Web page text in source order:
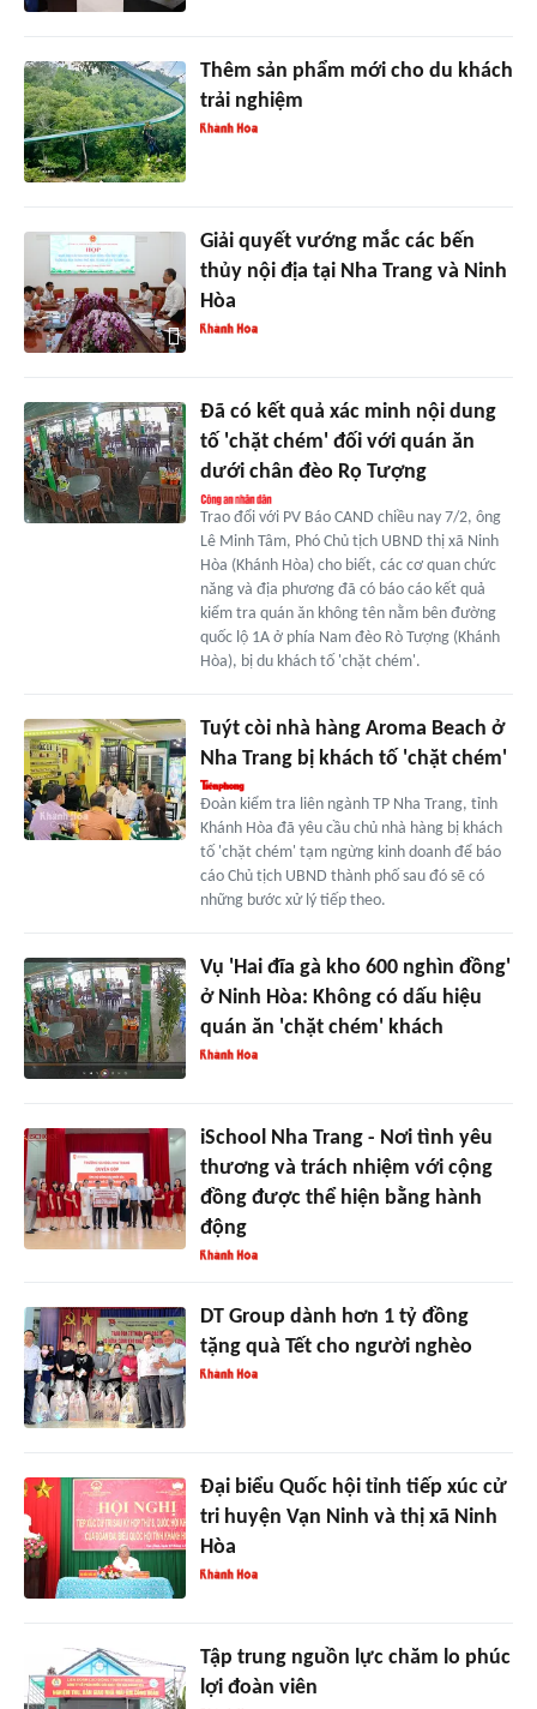
Thêm sản phẩm mới cho du khách
trải nghiệm
Giải quyết vướng mắc các bến
thủy nội địa tại Nha Trang và Ninh
Hòa
Đã có kết quả xác minh nội dung
tố 'chặt chém' đối với quán ăn
dưới chân đèo Rọ Tượng
Trao đổi với PV Báo CAND chiều nay 7/2, ông
Lê Minh Tâm, Phó Chủ tịch UBND thị xã Ninh
Hòa (Khánh Hòa) cho biết, các cơ quan chức
năng và địa phương đã có báo cáo kết quả
kiểm tra quán ăn không tên nằm bên đường
quốc lộ 1A ở phía Nam đèo Rò Tượng (Khánh
Hòa), bị du khách tố 'chặt chém'.
Tuýt còi nhà hàng Aroma Beach ở
Nha Trang bị khách tố 'chặt chém'
Đoàn kiểm tra liên ngành TP Nha Trang, tỉnh
Khánh Hòa đã yêu cầu chủ nhà hàng bị khách
tố 'chặt chém' tạm ngừng kinh doanh để báo
cáo Chủ tịch UBND thành phố sau đó sẽ có
những bước xử lý tiếp theo.
Vụ 'Hai đĩa gà kho 600 nghìn đồng'
ở Ninh Hòa: Không có dấu hiệu
quán ăn 'chặt chém' khách
iSchool Nha Trang - Nơi tình yêu
thương và trách nhiệm với cộng
đồng được thể hiện bằng hành
động
DT Group dành hơn 1 tỷ đồng
tặng quà Tết cho người nghèo
Đại biểu Quốc hội tỉnh tiếp xúc cử
tri huyện Vạn Ninh và thị xã Ninh
Hòa
Tập trung nguồn lực chăm lo phúc
lợi đoàn viên